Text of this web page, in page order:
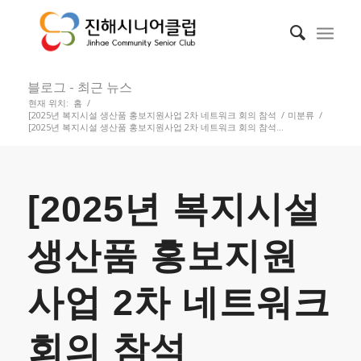
블로그 - 최근 뉴스
현재 위치: 홈 /
[2025년 복지시설 생산품 홍보지원사업 2차 네트워크 회의 참석 / 미분류 /
[2025년 복지시설 생산품 홍보지원사업 2차 네트워크 회의 참석...
[2025년 복지시설
생산품 홍보지원
사업 2차 네트워크
회의 참석